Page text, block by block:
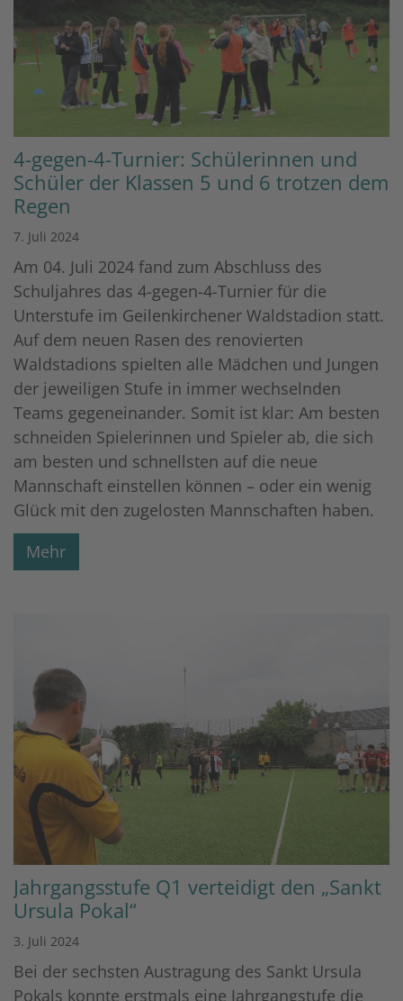
4-gegen-4-Turnier: Schülerinnen und
Schüler der Klassen 5 und 6 trotzen dem
Regen
7. Juli 2024
Am 04. Juli 2024 fand zum Abschluss des
Schuljahres das 4-gegen-4-Turnier für die
Unterstufe im Geilenkirchener Waldstadion statt.
Auf dem neuen Rasen des renovierten
Waldstadions spielten alle Mädchen und Jungen
der jeweiligen Stufe in immer wechselnden
Teams gegeneinander. Somit ist klar: Am besten
schneiden Spielerinnen und Spieler ab, die sich
am besten und schnellsten auf die neue
Mannschaft einstellen können – oder ein wenig
Glück mit den zugelosten Mannschaften haben.
Mehr
Jahrgangsstufe Q1 verteidigt den „Sankt
Ursula Pokal“
3. Juli 2024
Bei der sechsten Austragung des Sankt Ursula
Pokals konnte erstmals eine Jahrgangstufe die